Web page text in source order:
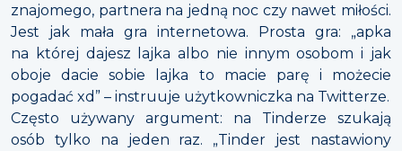
znajomego, partnera na jedną noc czy nawet miłości.
Jest jak mała gra internetowa. Prosta gra: „apka
na której dajesz lajka albo nie innym osobom i jak
oboje dacie sobie lajka to macie parę i możecie
pogadać xd” – instruuje użytkowniczka na Twitterze.
Często używany argument: na Tinderze szukają
osób tylko na jeden raz. „Tinder jest nastawiony